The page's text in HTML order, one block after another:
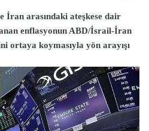
İran arasındaki ateşkese dair
enflasyonun ABD/İsrail-İran
ortaya koymasıyla yön arayışı